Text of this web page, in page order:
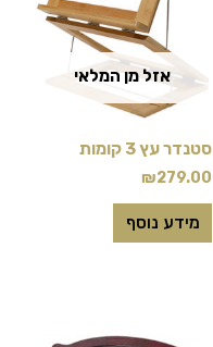
אזל מן המלאי
סטנדר עץ 3 קומות
₪279.00
מידע נוסף